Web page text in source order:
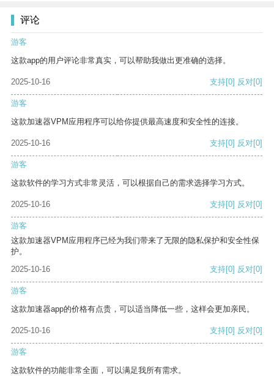
评论
游客
这款app的用户评论非常真实，可以帮助我做出更准确的选择。
2025-10-16 支持[0] 反对[0]
游客
这款加速器VPM应用程序可以给你提供最高速度和安全性的连接。
2025-10-16 支持[0] 反对[0]
游客
这款软件的学习方式非常灵活，可以根据自己的需求选择学习方式。
2025-10-16 支持[0] 反对[0]
游客
这款加速器VPM应用程序已经为我们带来了无限的隐私保护和安全性保
护。
2025-10-16
支持[0] 反对[0]
游客
这款加速器app的价格有点贵，可以适当降低一些，这样会更加亲民。
2025-10-16 支持[0] 反对[0]
游客
这款软件的功能非常全面，可以满足我所有需求。